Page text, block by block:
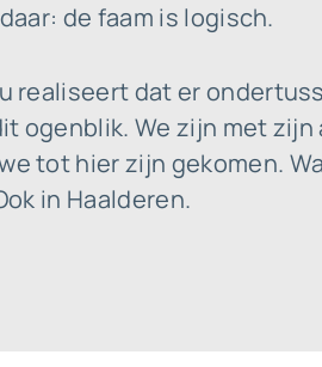
de faam is logisch.
realiseert dat er
ogenblik. We zijn met
tot hier zijn gekomen.
in Haalderen.